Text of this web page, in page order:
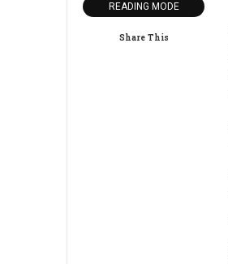
READING MODE
Share This